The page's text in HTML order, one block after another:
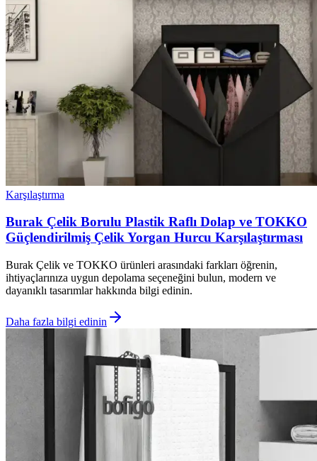
Karşılaştırma
Burak Çelik Borulu Plastik Raflı Dolap ve TOKKO
Güçlendirilmiş Çelik Yorgan Hurcu Karşılaştırması
Burak Çelik ve TOKKO ürünleri arasındaki farkları öğrenin,
ihtiyaçlarınıza uygun depolama seçeneğini bulun, modern ve
dayanıklı tasarımlar hakkında bilgi edinin.
Daha fazla bilgi edinin